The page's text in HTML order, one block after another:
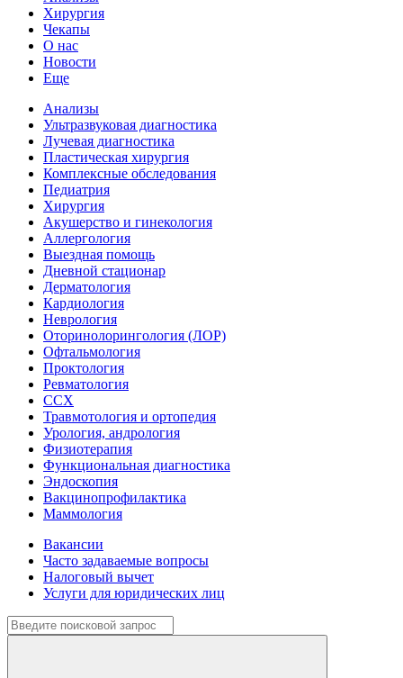
Хирургия
Чекапы
О нас
Новости
Еще
Анализы
Ультразвуковая диагностика
Лучевая диагностика
Пластическая хирургия
Комплексные обследования
Педиатрия
Хирургия
Акушерство и гинекология
Аллергология
Выездная помощь
Дневной стационар
Дерматология
Кардиология
Неврология
Оторинолорингология (ЛОР)
Офтальмология
Проктология
Ревматология
ССХ
Травмотология и ортопедия
Урология, андрология
Физиотерапия
Функциональная диагностика
Эндоскопия
Вакцинопрофилактика
Маммология
Вакансии
Часто задаваемые вопросы
Налоговый вычет
Услуги для юридических лиц